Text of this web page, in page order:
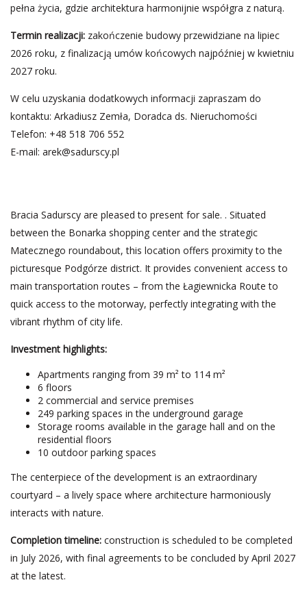
pełna życia, gdzie architektura harmonijnie współgra z naturą.
Termin realizacji: zakończenie budowy przewidziane na lipiec
2026 roku, z finalizacją umów końcowych najpóźniej w kwietniu
2027 roku.
W celu uzyskania dodatkowych informacji zapraszam do
kontaktu: Arkadiusz Zemła, Doradca ds. Nieruchomości
Telefon: +48 518 706 552
E-mail: arek@sadurscy.pl
Bracia Sadurscy are pleased to present for sale. . Situated
between the Bonarka shopping center and the strategic
Matecznego roundabout, this location offers proximity to the
picturesque Podgórze district. It provides convenient access to
main transportation routes – from the Łagiewnicka Route to
quick access to the motorway, perfectly integrating with the
vibrant rhythm of city life.
Investment highlights:
Apartments ranging from 39 m² to 114 m²
6 floors
2 commercial and service premises
249 parking spaces in the underground garage
Storage rooms available in the garage hall and on the
residential floors
10 outdoor parking spaces
The centerpiece of the development is an extraordinary
courtyard – a lively space where architecture harmoniously
interacts with nature.
Completion timeline: construction is scheduled to be completed
in July 2026, with final agreements to be concluded by April 2027
at the latest.